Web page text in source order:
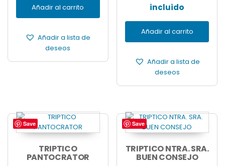
Añadir al carrito
Añadir a lista de
deseos
incluido
Añadir al carrito
Añadir a lista de
deseos
Save
TRIPTICO
PANTOCRATOR
Save
TRIPTICO NTRA. SRA.
BUEN CONSEJO